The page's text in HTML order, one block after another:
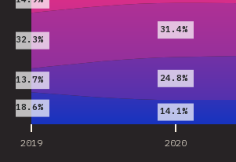
2019 2020
18.6% 14.1%
13.7% 24.8%
32.3%
31.4%